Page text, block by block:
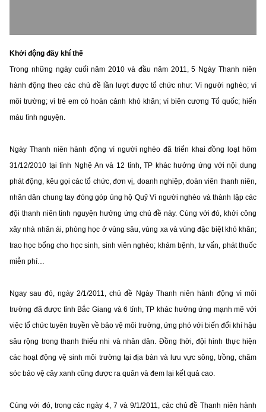
Khởi động đầy khí thế
Trong những ngày cuối năm 2010 và đầu năm 2011, 5 Ngày Thanh niên
hành động theo các chủ đề lần lượt được tổ chức như: Vì người nghèo; vì
môi trường; vì trẻ em có hoàn cảnh khó khăn; vì biên cương Tổ quốc; hiến
máu tình nguyện.
Ngày Thanh niên hành động vì người nghèo đã triển khai đồng loạt hôm
31/12/2010 tại tỉnh Nghệ An và 12 tỉnh, TP khác hưởng ứng với nội dung
phát động, kêu gọi các tổ chức, đơn vị, doanh nghiệp, đoàn viên thanh niên,
nhân dân chung tay đóng góp ủng hộ Quỹ Vì người nghèo và thành lập các
đội thanh niên tình nguyện hưởng ứng chủ đề này. Cùng với đó, khởi công
xây nhà nhân ái, phòng học ở vùng sâu, vùng xa và vùng đặc biệt khó khăn;
trao học bổng cho học sinh, sinh viên nghèo; khám bệnh, tư vấn, phát thuốc
miễn phí…
Ngay sau đó, ngày 2/1/2011, chủ đề Ngày Thanh niên hành động vì môi
trường đã được tỉnh Bắc Giang và 6 tỉnh, TP khác hưởng ứng mạnh mẽ với
việc tổ chức tuyên truyền về bảo vệ môi trường, ứng phó với biến đổi khí hậu
sâu rộng trong thanh thiếu nhi và nhân dân. Đồng thời, đội hình thực hiện
các hoạt động vệ sinh môi trường tại địa bàn và lưu vực sông, trồng, chăm
sóc bảo vệ cây xanh cũng được ra quân và đem lại kết quả cao.
Cùng với đó, trong các ngày 4, 7 và 9/1/2011, các chủ đề Thanh niên hành